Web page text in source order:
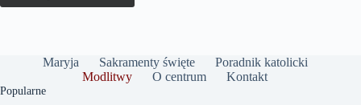
Maryja Sakramenty święte
Poradnik katolicki
Modlitwy
O centrum Kontakt
Popularne